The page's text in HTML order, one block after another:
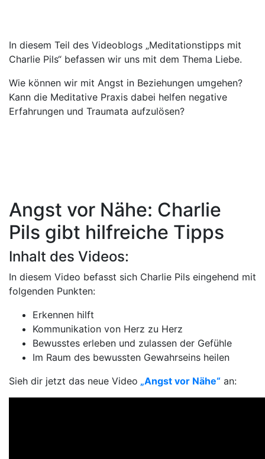
In diesem Teil des Videoblogs „Meditationstipps mit
Charlie Pils“ befassen wir uns mit dem Thema Liebe.
Wie können wir mit Angst in Beziehungen umgehen?
Kann die Meditative Praxis dabei helfen negative
Erfahrungen und Traumata aufzulösen?
Angst vor Nähe: Charlie
Pils gibt hilfreiche Tipps
Inhalt des Videos:
In diesem Video befasst sich Charlie Pils eingehend mit
folgenden Punkten:
Erkennen hilft
Kommunikation von Herz zu Herz
Bewusstes erleben und zulassen der Gefühle
Im Raum des bewussten Gewahrseins heilen
Sieh dir jetzt das neue Video „Angst vor Nähe“ an: